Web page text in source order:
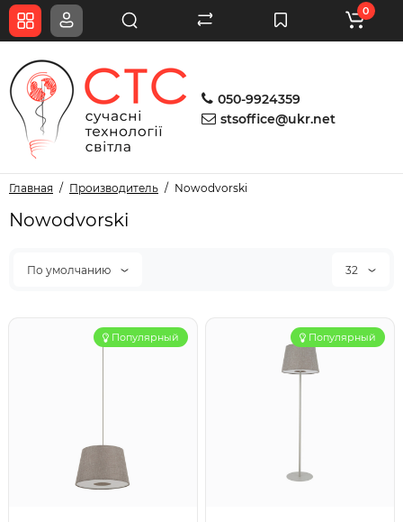
050-9924359
stsoffice@ukr.net
0
Главная Производитель Nowodvorski
Nowodvorski
По умолчанию 32
Популярный Популярный